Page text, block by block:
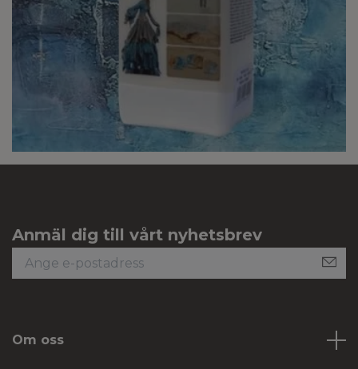
Anmäl dig till vårt nyhetsbrev
Om oss